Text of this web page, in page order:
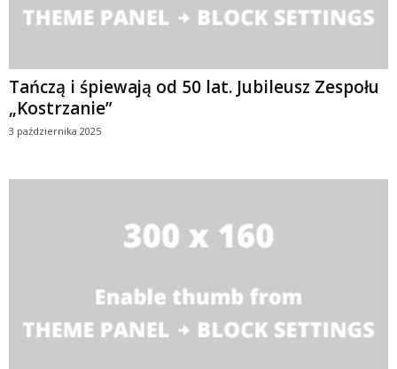
Tańczą i śpiewają od 50 lat. Jubileusz Zespołu
„Kostrzanie”
3 października 2025